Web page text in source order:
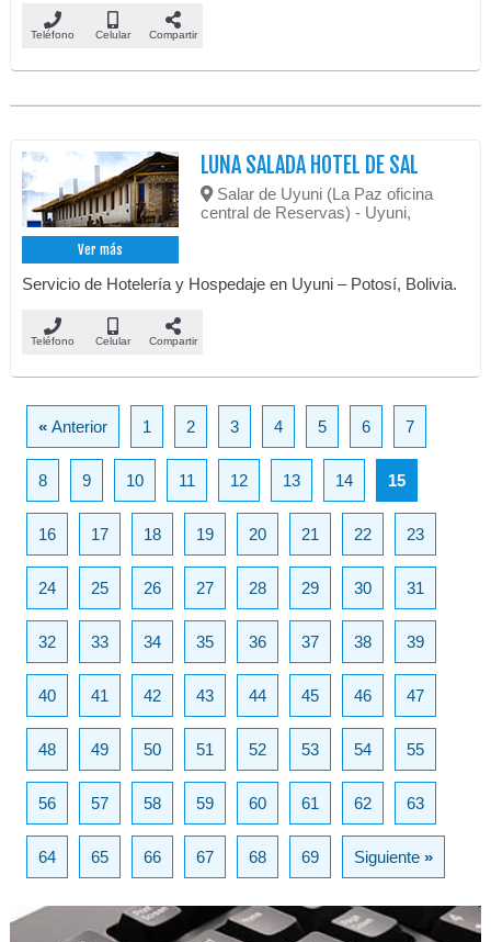
Teléfono Celular Compartir
Ver más
LUNA SALADA HOTEL DE SAL
Salar de Uyuni (La Paz oficina
central de Reservas) - Uyuni,
Servicio de Hotelería y Hospedaje en Uyuni – Potosí, Bolivia.
Teléfono Celular Compartir
«Anterior 1 2 3 4 5 6 7
8 9 10 11 12 13 14 15
16 17 18 19 20 21 22 23
24 25 26 27 28 29 30 31
32 33 34 35 36 37 38 39
40 41 42 43 44 45 46 47
48 49 50 51 52 53 54 55
56 57 58 59 60 61 62 63
64 65 66 67 68 69 Siguiente»